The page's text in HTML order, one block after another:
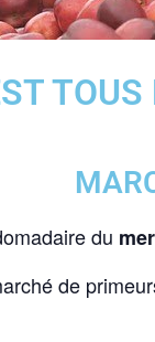
du
de